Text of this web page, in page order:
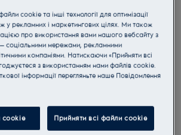
Buy Status
awarded the coveted Which? Best
received impressive
cookie та інші технології для оптимізації
у рекламних і маркетингових цілях. Ми також
про використання вами нашого вебсайту з
соціальними мережами, рекламними
компаніями. Натискаючи «Прийняти всі
з використанням нами файлів cookie.
інформації перегляньте наше Пoвідомлення
cookie Прийняти всі файли сookie